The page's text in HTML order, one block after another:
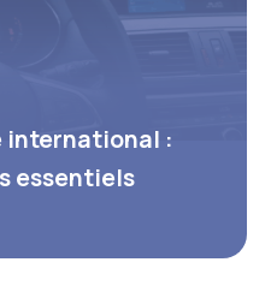
international :
essentiels